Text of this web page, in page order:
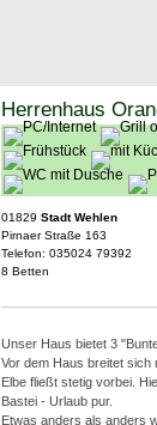
Herrenhaus
01829 Stadt Wehlen
Pirnaer Straße 163
Telefon: 035024 79392
8 Betten
Unser Haus bietet 3
Vor dem Haus breitet sich
Elbe fließt stetig vorbei.
Bastei - Urlaub pur.
Etwas anders als anders